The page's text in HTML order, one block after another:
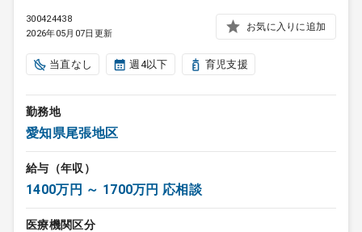
300424438
2026年05月07日更新
お気に入りに追加
当直なし 週4以下 育児支援
勤務地
愛知県尾張地区
給与（年収）
1400万円 ～ 1700万円 応相談
医療機関区分